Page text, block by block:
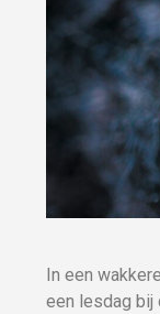
In een
een lesdag bij